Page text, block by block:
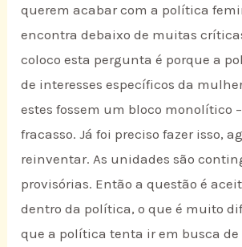
querem acabar com a política
encontra debaixo de muitas
coloco esta pergunta é porque a
de interesses específicos da
estes fossem um bloco monolítico
fracasso. Já foi preciso fazer isso,
reinventar. As unidades são
provisórias. Então a questão é
dentro da política, o que é muito
que a política tenta ir em busca de